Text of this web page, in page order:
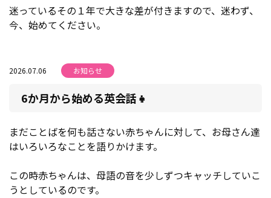
迷っているその１年で大きな差が付きますので、迷わず、
今、始めてください。
2026.07.06 お知らせ
6か月から始める英会話👧
まだことばを何も話さない赤ちゃんに対して、お母さん達
はいろいろなことを語りかけます。
この時赤ちゃんは、母語の音を少しずつキャッチしていこ
うとしているのです。